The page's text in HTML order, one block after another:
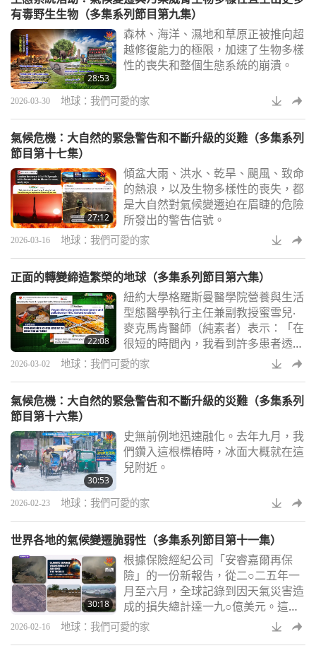
有毒野生生物（多集系列節目第九集）
28:53
森林、海洋、濕地和草原正被推向超
越修復能力的極限，加速了生物多樣
性的喪失和整個生態系統的崩潰。
2026-03-30 地球：我們可愛的家
氣候危機：大自然的緊急警告和不斷升級的災難（多集系列
節目第十七集）
27:12
傾盆大雨、洪水、乾旱、颶風、致命
的熱浪，以及生物多樣性的喪失，都
是大自然對氣候變遷迫在眉睫的危險
所發出的警告信號。
2026-03-16 地球：我們可愛的家
正面的轉變締造繁榮的地球（多集系列節目第六集）
22:08
紐約大學格羅斯曼醫學院營養與生活
型態醫學執行主任兼副教授蜜雪兒‧
麥克馬肯醫師（純素者）表示：「在
很短的時間內，我看到許多患者透過
轉向或完全採用植物性飲食，得以避
輕體重，並降低心血管疾病風險。」
2026-03-02 地球：我們可愛的家
氣候危機：大自然的緊急警告和不斷升級的災難（多集系列
節目第十六集）
30:53
史無前例地迅速融化。去年九月，我
們鑽入這根標樁時，冰面大概就在這
兒附近。
2026-02-23 地球：我們可愛的家
世界各地的氣候變遷脆弱性（多集系列節目第十一集）
30:18
根據保險經紀公司「安睿嘉爾再保
險」的一份新報告，從二○二五年一
月至六月，全球記錄到因天氣災害造
成的損失總計達一九○億美元。這些
災害造成的全球損失估計達一三四○
2026-02-16 地球：我們可愛的家